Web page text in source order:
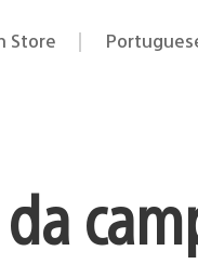
Store Selecione
Região